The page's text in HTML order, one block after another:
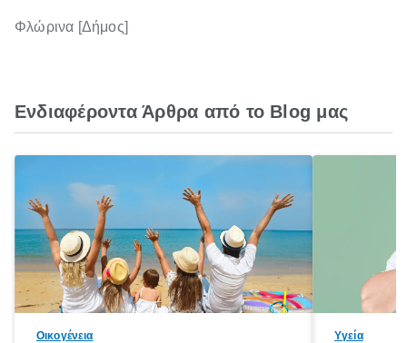
Φλώρινα [Δήμος]
Ενδιαφέροντα Άρθρα από το Blog μας
Οικογένεια Υγεία